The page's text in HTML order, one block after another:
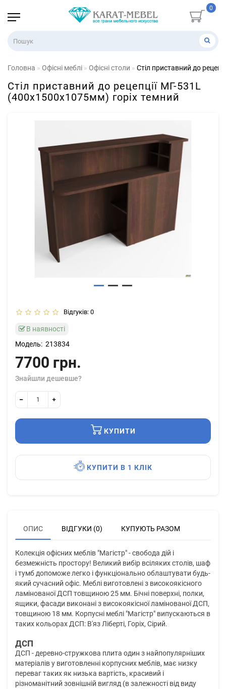
0
Головна Офісні меблі Офісні столи Стіл приставний до
Стіл приставний до рецепції МГ-531L
(400х1500х1075мм) горіх темний
Відгуків: 0
В наявності
Модель: 213834
7700 грн.
Знайшли дешевше?
КУПИТИ
КУПИТИ В 1 КЛІК
ОПИС ВІДГУКИ (0) КУПУЮТЬ РАЗОМ
Колекція офісних меблів "Магістр" - свобода дій і
безмежність простору! Великий вибір всіляких столів, шаф
і тумб допоможе легко і функціонально облаштувати будь-
який сучасний офіс. Меблі виготовлені з високоякісного
ламінованої ДСП товщиною 25 мм. Бічні поверхні, полки,
ящики, фасади виконані з високоякісної ламінованої ДСП,
товщиною 18 мм. Корпусні меблі "Магістр" випускаються в
таких кольорах ДСП: В'яз Ліберті, Горіх, Сірий.
ДСП
ДСП - деревно-стружкова плита один з найпопулярніших
матеріалів у виготовленні корпусних меблів, має низку
переваг таких як низька вартість, красивий і
різноманітний зовнішній вигляд (в залежності від виду